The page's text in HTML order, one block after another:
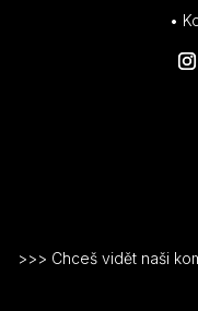
•
>>> Chceš vidět naši